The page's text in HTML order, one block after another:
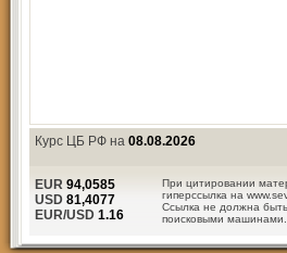
Курс ЦБ РФ на 08.08.2026
При цитировании
гиперссылка на
Ссылка не должна
поисковыми машинами.
EUR 94,0585
USD 81,4077
EUR/USD 1.16